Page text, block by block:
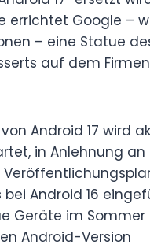
errichtet Google –
– eine Statue
auf dem
Android 17 wird
in Anlehnung an
Android 16
Geräte im
Android-Version